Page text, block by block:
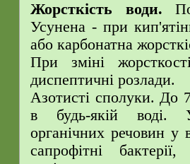
Жорсткість води.
Усунена - при
або карбонатна
При зміні
диспептичні розлади.
Азотисті сполуки.До
в будь-якій воді.
органічних речовин у
сапрофітні